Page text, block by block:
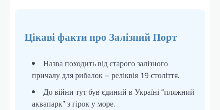
Цікаві факти про Залізний Порт
Назва походить від старого залізного
причалу для рибалок – реліквія 19 століття.
До війни тут був єдиний в Україні “пляжний
аквапарк” з гірок у море.